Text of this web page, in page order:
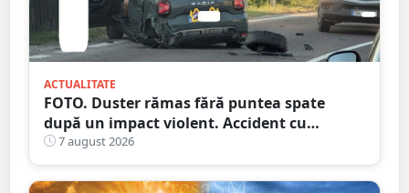
ACTUALITATE
FOTO. Duster rămas fără puntea spate
după un impact violent. Accident cu
implicarea unei mașini din Satu Mare
7 august 2026